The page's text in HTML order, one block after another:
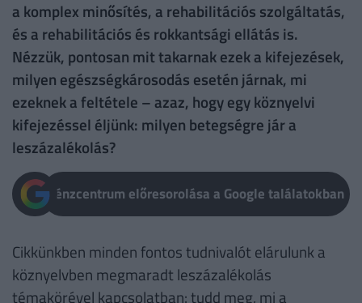
a komplex minősítés, a rehabilitációs szolgáltatás,
és a rehabilitációs és rokkantsági ellátás is.
Nézzük, pontosan mit takarnak ezek a kifejezések,
milyen egészségkárosodás esetén járnak, mi
ezeknek a feltétele – azaz, hogy egy köznyelvi
kifejezéssel éljünk: milyen betegségre jár a
leszázalékolás?
Pénzcentrum előresorolása a Google találatokban
Cikkünkben minden fontos tudnivalót elárulunk a
köznyelvben megmaradt leszázalékolás
témakörével kapcsolatban: tudd meg, mi a